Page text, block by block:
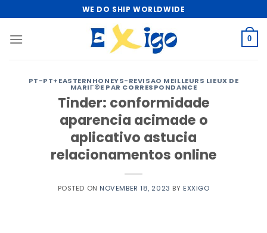
to
content
WE DO SHIP WORLDWIDE
0
PT-PT+EASTERNHONEYS-REVISAO MEILLEURS LIEUX DE
MARIГ©E PAR CORRESPONDANCE
Tinder: conformidade
aparencia acimade o
aplicativo astucia
relacionamentos online
POSTED ON NOVEMBER 18, 2023 BY EXXIGO